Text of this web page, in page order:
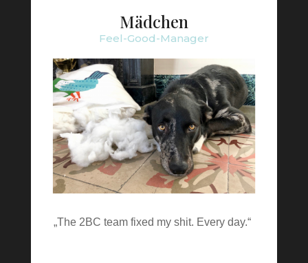
Mädchen
Feel-Good-Manager
„The 2BC team fixed my shit. Every day.“